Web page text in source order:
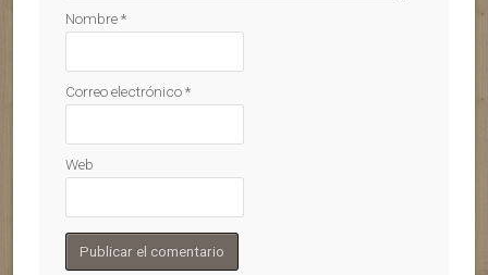
Nombre*
Correo electrónico*
Web